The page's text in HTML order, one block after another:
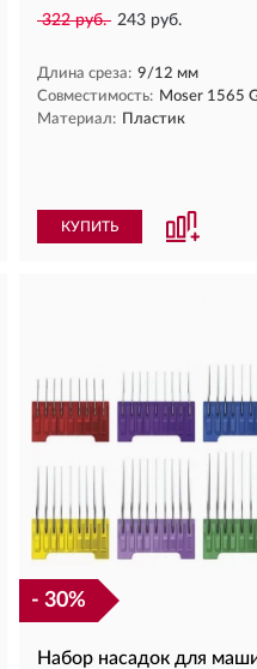
322 руб. 243 руб.
Длина среза: 9/12 мм
Совместимость: Moser 1565
Материал: Пластик
КУПИТЬ
- 30%
Набор насадок для